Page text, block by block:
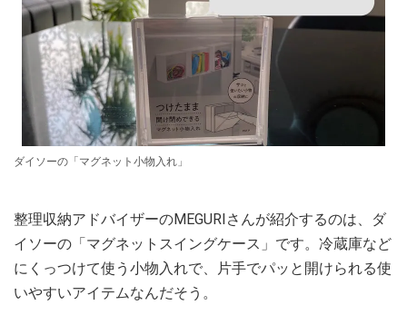
ダイソーの「マグネット小物入れ」
整理収納アドバイザーのMEGURIさんが紹介するのは、ダ
イソーの「マグネットスイングケース」です。冷蔵庫など
にくっつけて使う小物入れで、片手でパッと開けられる使
いやすいアイテムなんだそう。